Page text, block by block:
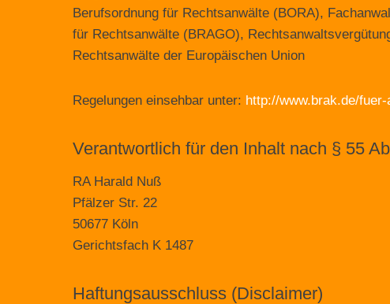
Berufsordnung für Rechtsanwälte (BORA),
für Rechtsanwälte (BRAGO),
Rechtsanwälte der Europäischen Union
Regelungen einsehbar unter: http://www.brak.de/
Verantwortlich für den Inhalt nach § 55
RA Harald Nuß
Pfälzer Str. 22
50677 Köln
Gerichtsfach K 1487
Haftungsausschluss (Disclaimer)